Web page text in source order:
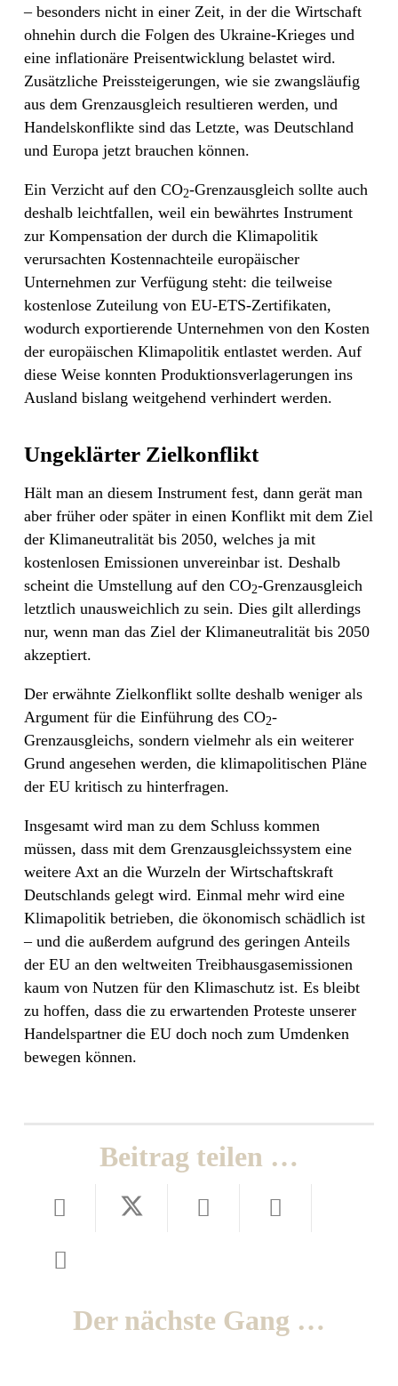
– besonders nicht in einer Zeit, in der die Wirtschaft
ohnehin durch die Folgen des Ukraine-Krieges und
eine inflationäre Preisentwicklung belastet wird.
Zusätzliche Preissteigerungen, wie sie zwangsläufig
aus dem Grenzausgleich resultieren werden, und
Handelskonflikte sind das Letzte, was Deutschland
und Europa jetzt brauchen können.
Ein Verzicht auf den CO2-Grenzausgleich sollte auch
deshalb leichtfallen, weil ein bewährtes Instrument
zur Kompensation der durch die Klimapolitik
verursachten Kostennachteile europäischer
Unternehmen zur Verfügung steht: die teilweise
kostenlose Zuteilung von EU-ETS-Zertifikaten,
wodurch exportierende Unternehmen von den Kosten
der europäischen Klimapolitik entlastet werden. Auf
diese Weise konnten Produktionsverlagerungen ins
Ausland bislang weitgehend verhindert werden.
Ungeklärter Zielkonflikt
Hält man an diesem Instrument fest, dann gerät man
aber früher oder später in einen Konflikt mit dem Ziel
der Klimaneutralität bis 2050, welches ja mit
kostenlosen Emissionen unvereinbar ist. Deshalb
scheint die Umstellung auf den CO2-Grenzausgleich
letztlich unausweichlich zu sein. Dies gilt allerdings
nur, wenn man das Ziel der Klimaneutralität bis 2050
akzeptiert.
Der erwähnte Zielkonflikt sollte deshalb weniger als
Argument für die Einführung des CO2-
Grenzausgleichs, sondern vielmehr als ein weiterer
Grund angesehen werden, die klimapolitischen Pläne
der EU kritisch zu hinterfragen.
Insgesamt wird man zu dem Schluss kommen
müssen, dass mit dem Grenzausgleichssystem eine
weitere Axt an die Wurzeln der Wirtschaftskraft
Deutschlands gelegt wird. Einmal mehr wird eine
Klimapolitik betrieben, die ökonomisch schädlich ist
– und die außerdem aufgrund des geringen Anteils
der EU an den weltweiten Treibhausgasemissionen
kaum von Nutzen für den Klimaschutz ist. Es bleibt
zu hoffen, dass die zu erwartenden Proteste unserer
Handelspartner die EU doch noch zum Umdenken
bewegen können.
Beitrag teilen …
Der nächste Gang …